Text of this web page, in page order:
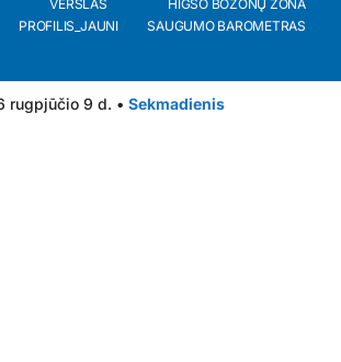
VERSLAS
HIGSO BOZONŲ ZONA
PROFILIS_JAUNI
SAUGUMO BAROMETRAS
rugpjūčio 9 d. • Sekmadienis